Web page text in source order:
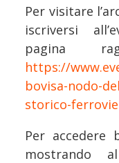
Per visitare
iscriversi
pagina
https://
bovisa-nodo-
storico-
Per accedere
mostrando